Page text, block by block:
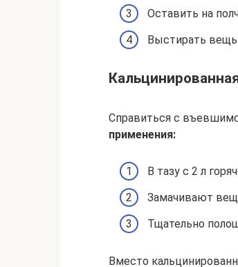
Оставить на
Выстирать
Справиться с
применения:
В тазу с 2 л
Замачивают
Тщательно
Вместо